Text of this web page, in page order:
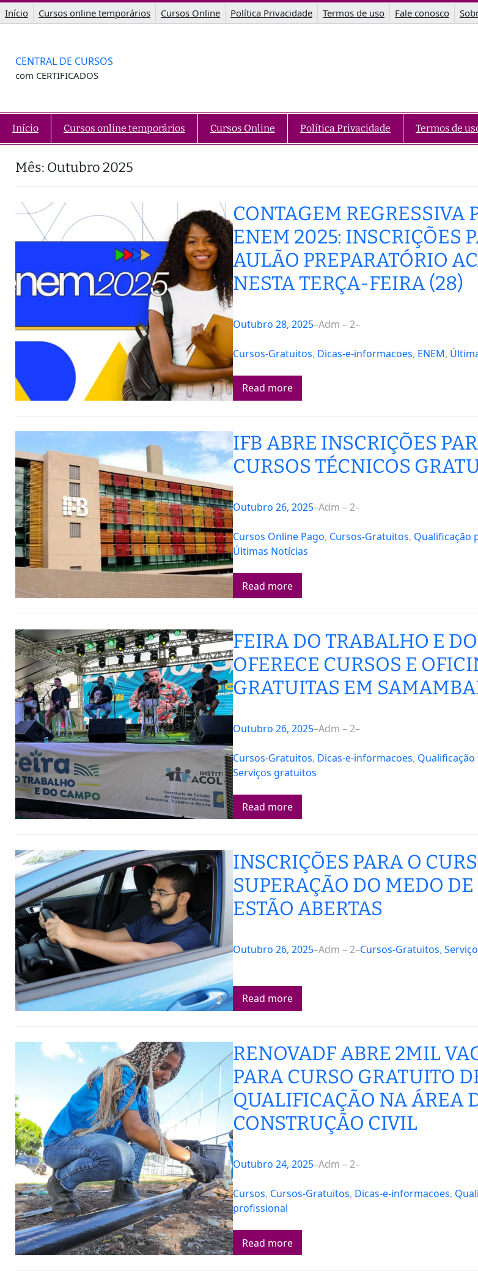
Saltar
para
Início Cursos online temporários Cursos Online Política Privacidade Termos de uso Fale conosco
CENTRAL DE CURSOS
com CERTIFICADOS
Início Cursos online temporários Cursos Online Política Privacidade Termos de
Mês: Outubro 2025
CONTAGEM REGRESSIVA
ENEM 2025: INSCRIÇÕES
AULÃO PREPARATÓRIO
NESTA TERÇA-FEIRA (28)
Outubro 28, 2025–Adm – 2–
Cursos-Gratuitos, Dicas-e-informacoes, ENEM,
Read more
IFB ABRE INSCRIÇÕES
CURSOS TÉCNICOS
Outubro 26, 2025–Adm – 2–
Cursos Online Pago, Cursos-Gratuitos, Qualificação
Últimas Notícias
Read more
FEIRA DO TRABALHO E
OFERECE CURSOS E
GRATUITAS EM
Outubro 26, 2025–Adm – 2–
Cursos-Gratuitos, Dicas-e-informacoes,
Serviços gratuitos
Read more
INSCRIÇÕES PARA O
SUPERAÇÃO DO MEDO
ESTÃO ABERTAS
Outubro 26, 2025–Adm – 2–Cursos-Gratuitos,
Read more
RENOVADF ABRE 2MIL
PARA CURSO GRATUITO
QUALIFICAÇÃO NA ÁREA
CONSTRUÇÃO CIVIL
Outubro 24, 2025–Adm – 2–
Cursos, Cursos-Gratuitos, Dicas-e-informacoes,
profissional
Read more